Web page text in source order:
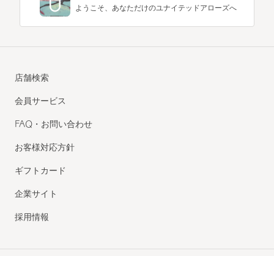
ようこそ、あなただけのユナイテッドアローズへ
店舗検索
会員サービス
FAQ・お問い合わせ
お客様対応方針
ギフトカード
企業サイト
採用情報